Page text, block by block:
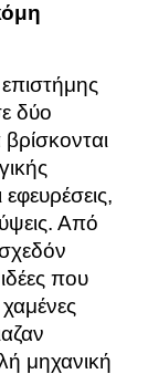
δύο
Από
που
μηχανική